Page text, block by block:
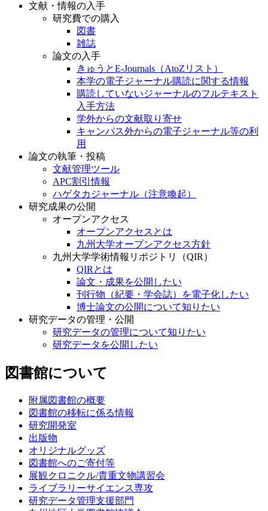
文献・情報の入手
研究費での購入
図書
雑誌
論文の入手
きゅうとE-Journals（AtoZリスト）
本学の電子ジャーナル購読に関する情報
購読していないジャーナルのフルテキスト
入手方法
学外からの文献取り寄せ
キャンパス外からの電子ジャーナル等の利
用
論文の執筆・投稿
文献管理ツール
APC割引情報
ハゲタカジャーナル（注意喚起）
研究成果の公開
オープンアクセス
オープンアクセスとは
九州大学オープンアクセス方針
九州大学学術情報リポジトリ（QIR）
QIRとは
論文・成果を公開したい
刊行物（紀要・学会誌）を電子化したい
博士論文の公開について知りたい
研究データの管理・公開
研究データの管理について知りたい
研究データを公開したい
図書館について
附属図書館の概要
図書館の移転に係る情報
研究開発室
出版物
オリジナルグッズ
図書館へのご寄付等
展観クロニクル/貴重文物講習会
ライブラリーサイエンス専攻
研究データ管理支援部門